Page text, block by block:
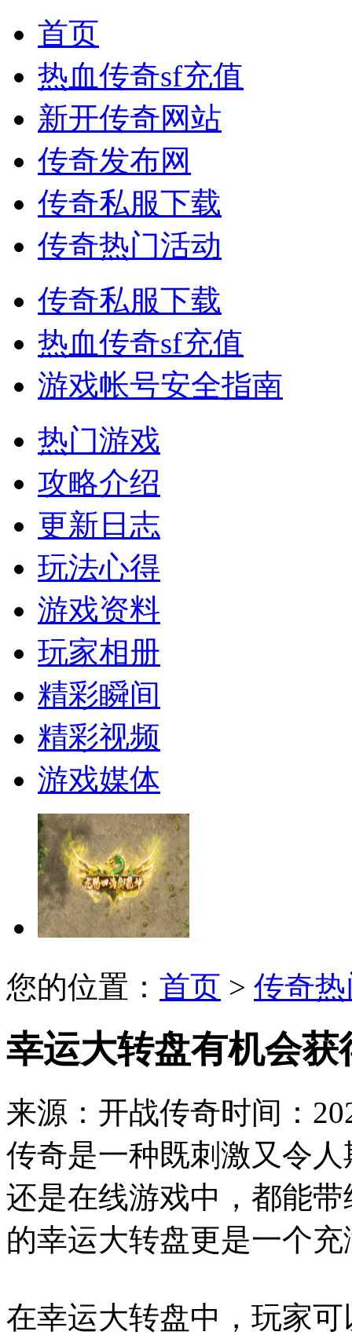
首页
热血传奇sf充值
新开传奇网站
传奇发布网
传奇私服下载
传奇热门活动
传奇私服下载
热血传奇sf充值
游戏帐号安全指南
热门游戏
攻略介绍
更新日志
玩法心得
游戏资料
玩家相册
精彩瞬间
精彩视频
游戏媒体
您的位置： 首页 > 传奇
幸运大转盘有机会获
来源：开战传奇时间：
传奇是一种既刺激又令
还是在线游戏中，都能
的幸运大转盘更是一个
在幸运大转盘中，玩家